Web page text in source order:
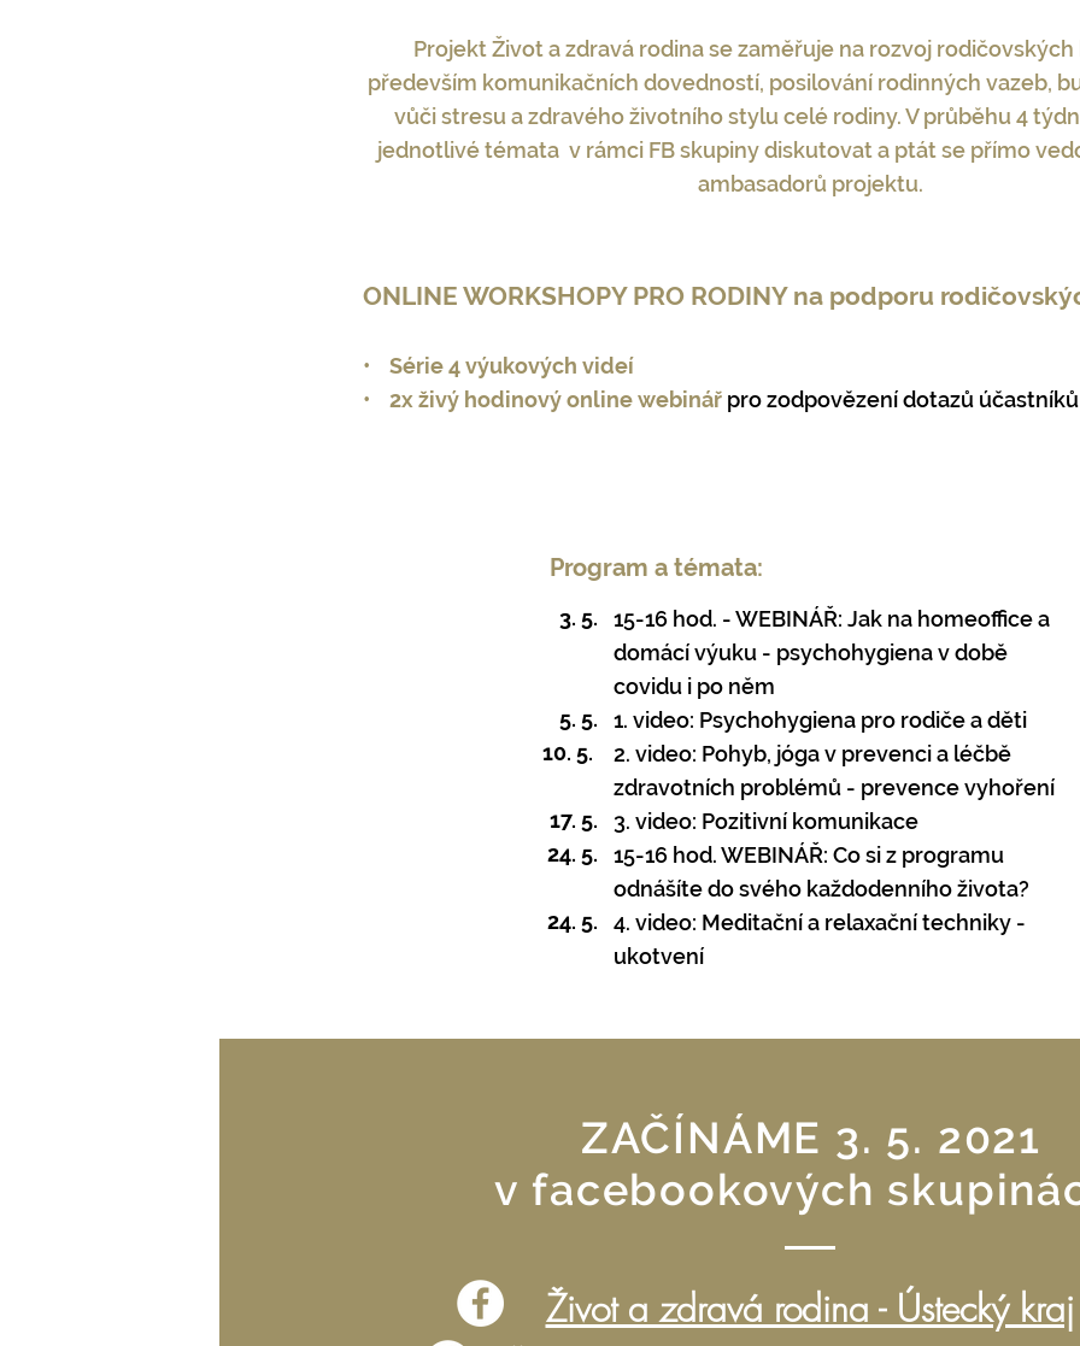
Projekt Život a zdravá rodina se zaměřuje na rozvoj
především komunikačních dovedností, posilování rodinných vazeb,
vůči stresu a zdravého životního stylu celé rodiny. V průběhu 4
jednotlivé témata v rámci FB skupiny diskutovat a ptát se přímo
ambasadorů projektu.
ONLINE WORKSHOPY PRO RODINY na podporu
• Série 4 výukových videí
•
2x živý hodinový online webinář pro zodpovězení dotazů
Program a témata:
3. 5.
5. 5.
10. 5.
17. 5.
24. 5.
24. 5.
15-16 hod. - WEBINÁŘ: Jak na homeoffice a
domácí výuku - psychohygiena v době
covidu i po něm
1. video: Psychohygiena pro rodiče a děti
2. video: Pohyb, jóga v prevenci a léčbě
zdravotních problémů - prevence vyhoření
3. video: Pozitivní komunikace
15-16 hod. WEBINÁŘ: Co si z programu
odnášíte do svého každodenního života?
4. video: Meditační a relaxační techniky -
ukotvení
ZAČÍNÁME 3. 5. 2021
v facebookových
Život a zdravá rodina - Ústecký kraj